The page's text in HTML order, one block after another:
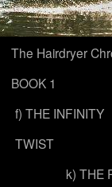
The Hairdryer
BOOK 1
f) THE INFINITY
TWIST
k) THE